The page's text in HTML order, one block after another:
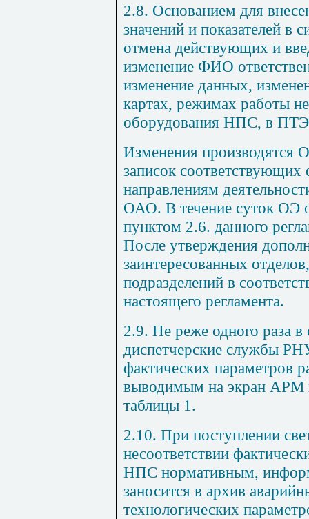
2.8. Основанием для
значений и показателей в
отмена действующих и
изменение ФИО
изменение данных,
картах, режимах работы
оборудования НПС, в
Изменения производятся
записок
направлениям
ОАО. В течение суток ОЭ
пунктом 2.6. данного
После утверждения
заинтересованных
подразделений в
настоящего регламента.
2.9. Не реже одного раза
диспетчерские службы
фактических параметров
выводимым на экран АРМ
таблицы 1.
2.10. При поступлении
несоответствии
НПС нормативным,
заносится в архив
технологических